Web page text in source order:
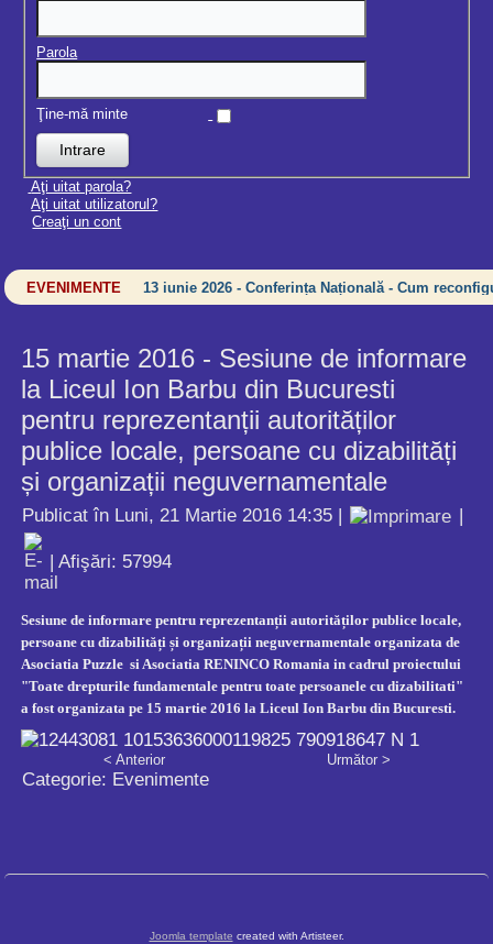
Parola
Ţine-mă minte
Aţi uitat parola?
Aţi uitat utilizatorul?
Creaţi un cont
EVENIMENTE 13 iunie 2026 - Conferința Națională - Cum
15 martie 2016 - Sesiune de informare
la Liceul Ion Barbu din Bucuresti
pentru reprezentanții autorităților
publice locale, persoane cu dizabilități
și organizații neguvernamentale
Publicat în Luni, 21 Martie 2016 14:35
| Afişări: 57994
Sesiune de informare pentru reprezentanții autorităților publice locale,
persoane cu dizabilități și organizații neguvernamentale organizata de
Asociatia Puzzle si Asociatia RENINCO Romania in cadrul proiectului
"Toate drepturile fundamentale pentru toate persoanele cu dizabilitati"
a fost organizata pe 15 martie 2016 la Liceul Ion Barbu din Bucuresti.
< Anterior Următor >
Categorie: Evenimente
Joomla template created with Artisteer.